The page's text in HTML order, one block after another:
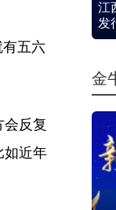
五六
反复
如近年
江
发
金